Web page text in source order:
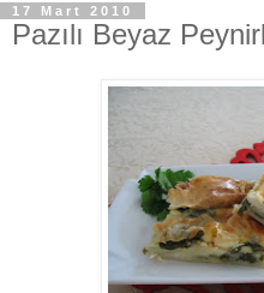
17 Mart 2010
Pazılı Beyaz